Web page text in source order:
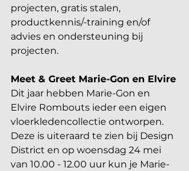
projecten, gratis stalen,
productkennis/-training en/of
advies en ondersteuning bij
projecten.
Meet & Greet Marie-Gon en Elvire
Dit jaar hebben Marie-Gon en
Elvire Rombouts ieder een eigen
vloerkledencollectie ontworpen.
Deze is uiteraard te zien bij Design
District en op woensdag 24 mei
van 10.00 - 12.00 uur kun je Marie-